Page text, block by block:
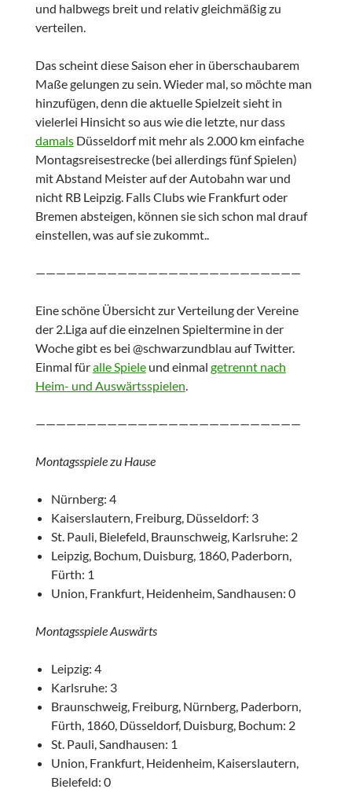
und halbwegs breit und relativ gleichmäßig zu
verteilen.
Das scheint diese Saison eher in überschaubarem
Maße gelungen zu sein. Wieder mal, so möchte man
hinzufügen, denn die aktuelle Spielzeit sieht in
vielerlei Hinsicht so aus wie die letzte, nur dass
damalsDüsseldorf mit mehr als 2.000 km einfache
Montagsreisestrecke (bei allerdings fünf Spielen)
mit Abstand Meister auf der Autobahn war und
nicht RB Leipzig. Falls Clubs wie Frankfurt oder
Bremen absteigen, können sie sich schon mal drauf
einstellen, was auf sie zukommt..
——————————————————————————
Eine schöne Übersicht zur Verteilung der Vereine
der 2.Liga auf die einzelnen Spieltermine in der
Woche gibt es bei @schwarzundblau auf Twitter.
Einmal füralle Spieleund einmal getrennt nach
Heim- und Auswärtsspielen.
——————————————————————————
Montagsspiele zu Hause
Nürnberg: 4
Kaiserslautern, Freiburg, Düsseldorf: 3
St. Pauli, Bielefeld, Braunschweig, Karlsruhe: 2
Leipzig, Bochum, Duisburg, 1860, Paderborn,
Fürth: 1
Union, Frankfurt, Heidenheim, Sandhausen: 0
Montagsspiele Auswärts
Leipzig: 4
Karlsruhe: 3
Braunschweig, Freiburg, Nürnberg, Paderborn,
Fürth, 1860, Düsseldorf, Duisburg, Bochum: 2
St. Pauli, Sandhausen: 1
Union, Frankfurt, Heidenheim, Kaiserslautern,
Bielefeld: 0